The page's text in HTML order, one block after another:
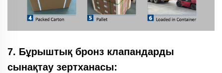
7. Бұрыштық бронз клапандарды
сынақтау зертханасы: